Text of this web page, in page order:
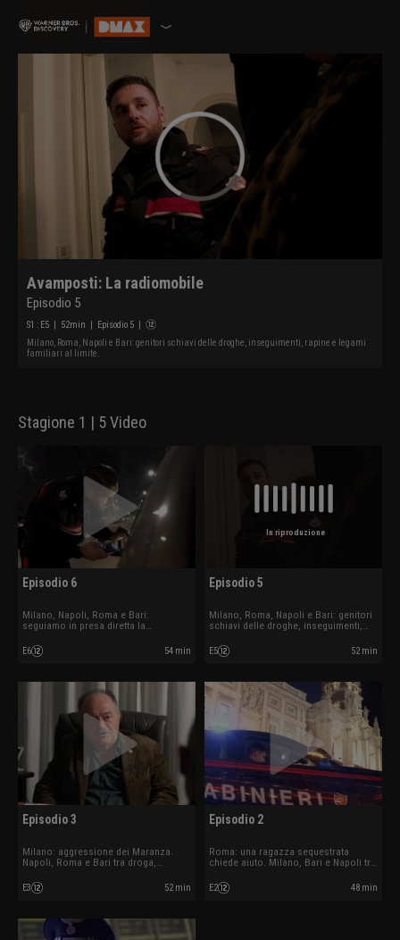
Avamposti: La radiomobile
Episodio 5
S1 : E5 | 52min | Episodio 5 |
Milano, Roma, Napoli e Bari: genitori schiavi delle droghe, inseguimenti, rapine e legami
familiari al limite.
Stagione 1 | 5 Video
Episodio 6
Milano, Napoli, Roma e Bari:
seguiamo in presa diretta la
violenza domestica e risse.
E6 54 min
In riproduzione
Episodio 5
Milano, Roma, Napoli e Bari: genitori
schiavi delle droghe, inseguimenti,
E5 52 min
Episodio 3
Milano: aggressione dei Maranza.
Napoli, Roma e Bari tra droga,
E3 52 min
Episodio 2
Roma: una ragazza sequestrata
chiede aiuto. Milano, Bari e Napoli tra
E2 48 min